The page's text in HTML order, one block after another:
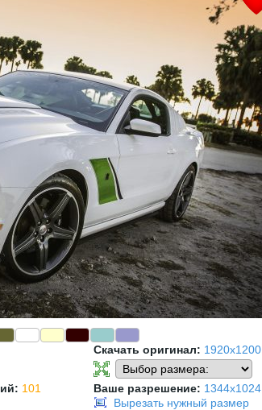
101
Скачать оригинал: 1920x1200
Ваше разрешение: 1344x1024
Вырезать нужный размер